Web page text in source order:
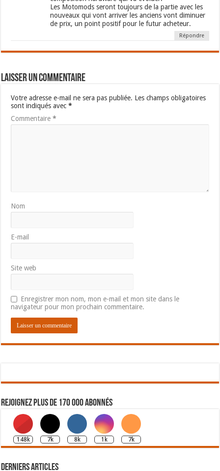
Les Motomods seront toujours de la partie avec les
nouveaux qui vont arriver les anciens vont diminuer
de prix, un point positif pour le futur acheteur.
Répondre
Laisser un commentaire
Votre adresse e-mail ne sera pas publiée. Les champs obligatoires
sont indiqués avec*
Commentaire*
Nom
E-mail
Site web
Enregistrer mon nom, mon e-mail et mon site dans le
navigateur pour mon prochain commentaire.
Rejoignez plus de 170 000 abonnés
148k 7k 8k 1k 7k
Derniers articles